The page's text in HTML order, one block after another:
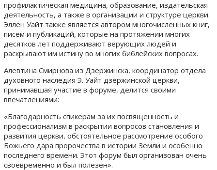
профилактическая медицина, образование, издательская
деятельность, а также в организации и структуре церкви.
Эллен Уайт также является автором многочисленных книг,
писем и публикаций, которые на протяжении многих
десятков лет поддерживают верующих людей и
раскрывают им истину во многих библейских вопросах.
Алевтина Смирнова из Дзержинска, координатор отдела
духовного наследия Э. Уайт дзержинской церкви,
принимавшая участие в форуме, делится своими
впечатлениями:
«Благодарность спикерам за их посвященность и
профессионализм в раскрытии вопросов становления и
развития церкви, обстоятельное рассмотрение особого
Божьего дара пророчества в истории Земли и особенно
последнего времени. Этот форум был организован очень
своевременно и был полезен».